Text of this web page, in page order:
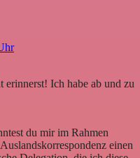
erinnerst! Ich habe ab und zu
du mir im Rahmen
einen